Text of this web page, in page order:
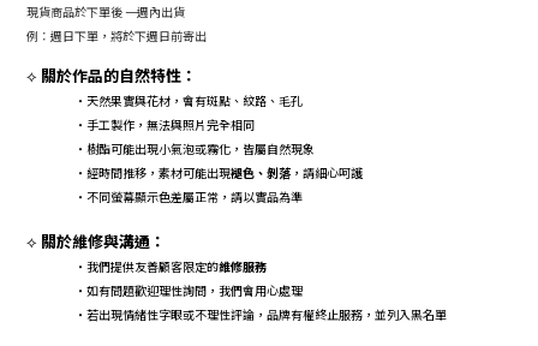
現貨商品於下單後 一週內出貨
例：週日下單，將於下週日前寄出
⟡ 關於作品的自然特性：
・天然果實與花材，會有斑點、紋路、毛孔
・手工製作，無法與照片完全相同
・樹酯可能出現小氣泡或霧化，皆屬自然現象
・經時間推移，素材可能出現褪色、剝落，請細心呵護
・不同螢幕顯示色差屬正常，請以實品為準
⟡ 關於維修與溝通：
・我們提供友善顧客限定的維修服務
・如有問題歡迎理性詢問，我們會用心處理
・若出現情緒性字眼或不理性評論，品牌有權終止服務，並列入黑名單